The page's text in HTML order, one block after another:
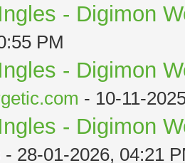
- Digimon
PM
- Digimon
- 10-11-
- Digimon
- 28-01-2026, 04:21